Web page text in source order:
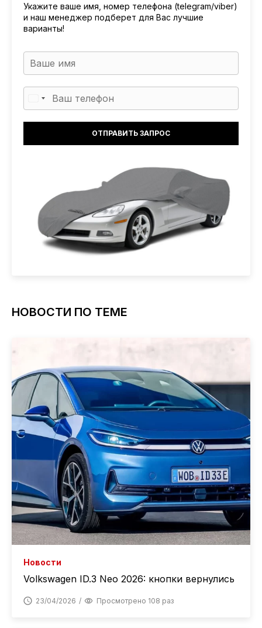
Укажите ваше имя, номер телефона (telegram/viber)
и наш менеджер подберет для Вас лучшие
варианты!
НОВОСТИ ПО ТЕМЕ
Новости
Volkswagen ID.3 Neo 2026: кнопки вернулись
23/04/2026 Просмотрено 108 раз